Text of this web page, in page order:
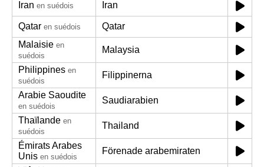
Iran en suédois Iran
Qatar en suédois
Qatar
Malaisie en
suédois
Malaysia
Philippines en
suédois
Filippinerna
Arabie Saoudite
en suédois
Saudiarabien
Thaïlande en
suédois
Thailand
Émirats Arabes
Unis en suédois
Förenade arabemiraten